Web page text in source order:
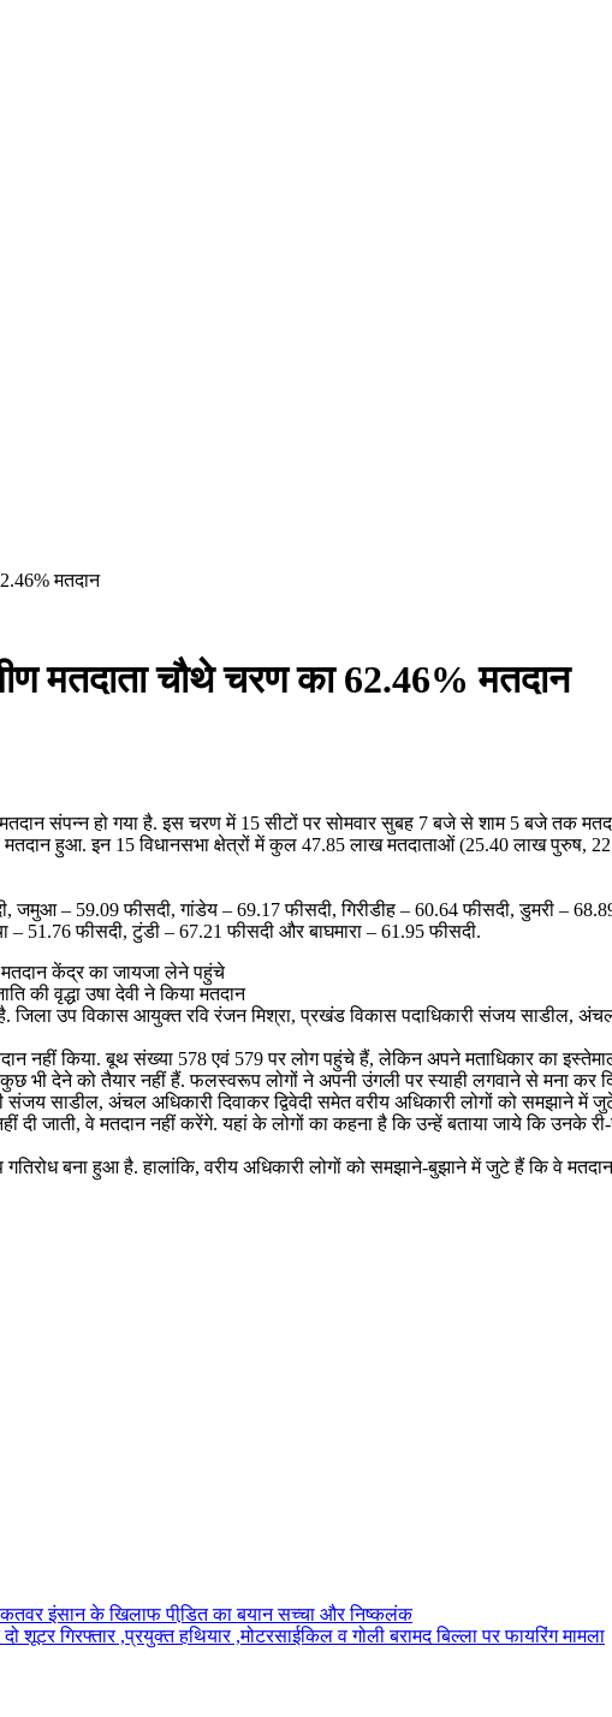
मतदान
मतदाता चौथे चरण का 62.46% मतदान
संपन्न हो गया है. इस चरण में 15 सीटों पर सोमवार सुबह 7 बजे से शाम 5 बजे तक
मतदान हुआ. इन 15 विधानसभा क्षेत्रों में कुल 47.85 लाख मतदाताओं (25.40 लाख पुरुष,
– 59.09 फीसदी, गांडेय – 69.17 फीसदी, गिरीडीह – 60.64 फीसदी, डुमरी –
– 51.76 फीसदी, टुंडी – 67.21 फीसदी और बाघमारा – 61.95 फीसदी.
केंद्र का जायजा लेने पहुंचे
की वृद्धा उषा देवी ने किया मतदान
जिला उप विकास आयुक्त रवि रंजन मिश्रा, प्रखंड विकास पदाधिकारी संजय साडील,
नहीं किया. बूथ संख्या 578 एवं 579 पर लोग पहुंचे हैं, लेकिन अपने मताधिकार का
भी देने को तैयार नहीं हैं. फलस्वरूप लोगों ने अपनी उंगली पर स्याही लगवाने से मना कर
साडील, अंचल अधिकारी दिवाकर द्विवेदी समेत वरीय अधिकारी लोगों को समझाने
जाती, वे मतदान नहीं करेंगे. यहां के लोगों का कहना है कि उन्हें बताया जाये कि उनके
गतिरोध बना हुआ है. हालांकि, वरीय अधिकारी लोगों को समझाने-बुझाने में जुटे हैं कि वे
इंसान के खिलाफ पीडि़त का बयान सच्चा और निष्कलंक
गिरफ्तार ,प्रयुक्त हथियार ,मोटरसाईकिल व गोली बरामद बिल्ला पर फायरिंग मामला